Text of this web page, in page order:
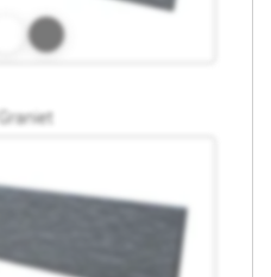
Graniet